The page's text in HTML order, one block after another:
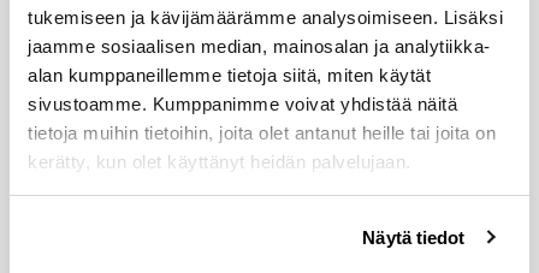
tukemiseen ja kävijämäärämme analysoimiseen. Lisäksi
jaamme sosiaalisen median, mainosalan ja analytiikka-
alan kumppaneillemme tietoja siitä, miten käytät
sivustoamme. Kumppanimme voivat yhdistää näitä
tietoja muihin tietoihin, joita olet antanut heille tai joita on
kerätty, kun olet käyttänyt heidän palvelujaan.
linkistä.
Näytä tiedot